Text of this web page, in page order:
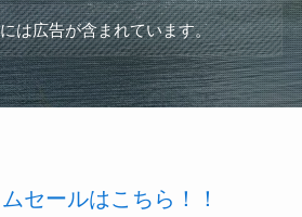
は広告が含まれています。
セールはこちら！！